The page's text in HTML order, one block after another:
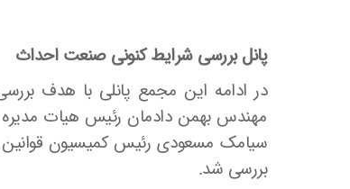
پانل بررسی شرایط کنونی صنعت احداث
در ادامه این مجمع پانلی با هدف
مهندس بهمن دادمان رئیس هیات
سیامک مسعودی رئیس کمیسیون قوانین
بررسی شد.